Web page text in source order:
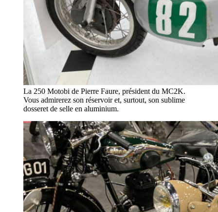
La 250 Motobi de Pierre Faure, président du MC2K.
Vous admirerez son réservoir et, surtout, son sublime
dosseret de selle en aluminium.